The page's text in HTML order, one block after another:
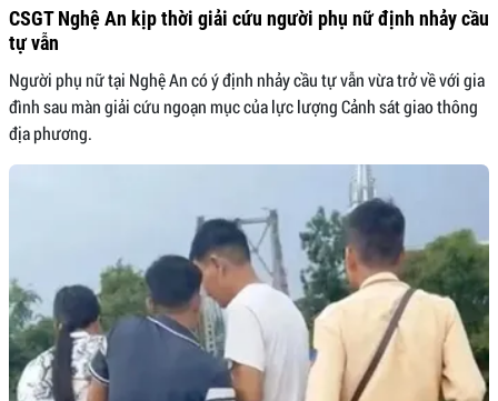
CSGT Nghệ An kịp thời giải cứu người phụ nữ định nhảy cầu
tự vẫn
Người phụ nữ tại Nghệ An có ý định nhảy cầu tự vẫn vừa trở về với gia
đình sau màn giải cứu ngoạn mục của lực lượng Cảnh sát giao thông
địa phương.